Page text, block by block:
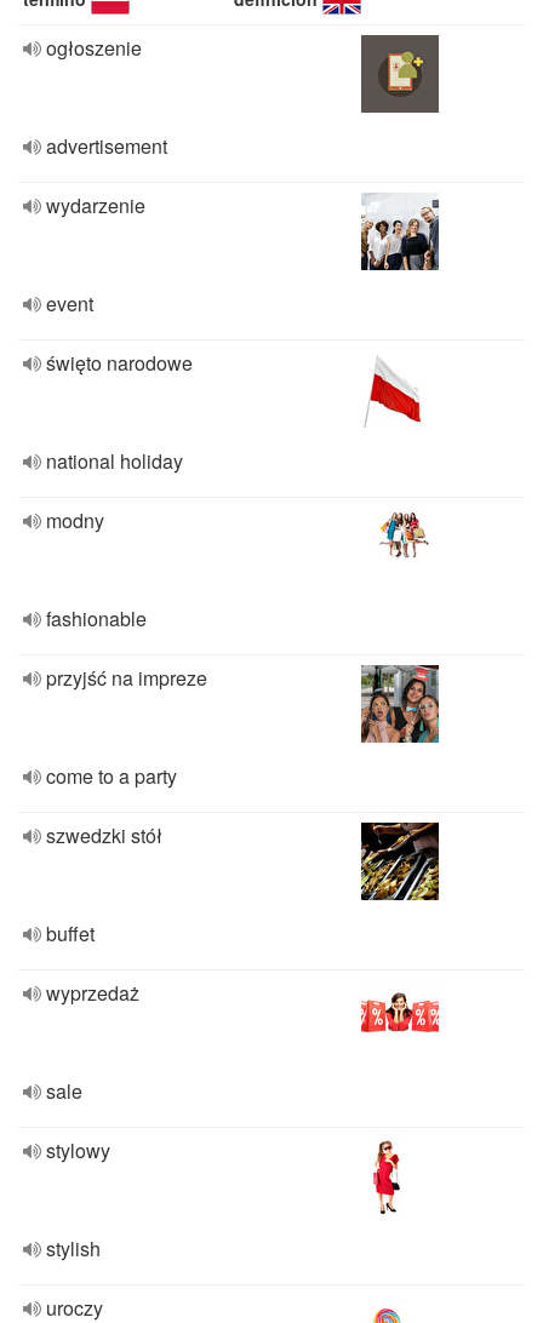
ogłoszenie
advertisement
wydarzenie
event
święto narodowe
national holiday
modny
fashionable
przyjść na impreze
come to a party
szwedzki stół
buffet
wyprzedaż
sale
stylowy
stylish
uroczy